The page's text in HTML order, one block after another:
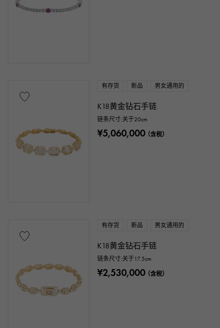
有存货 新品 男女通用的
K18黄金钻石手链
链条尺寸:关于20cm
¥5,060,000（含税）
有存货 新品 男女通用的
K18黄金钻石手链
链条尺寸:关于17.5cm
¥2,530,000（含税）